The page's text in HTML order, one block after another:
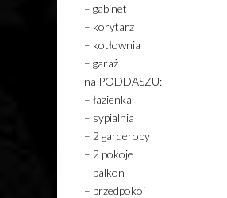
– gabinet
– korytarz
– kotłownia
– garaż
na PODDASZU:
– łazienka
– sypialnia
– 2 garderoby
– 2 pokoje
– balkon
– przedpokój